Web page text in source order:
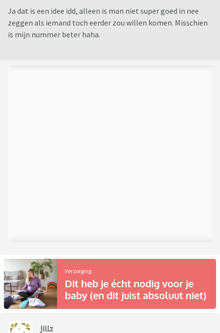
Ja dat is een idee idd, alleen is man niet super goed in nee
zeggen als iemand toch eerder zou willen komen. Misschien
is mijn nummer beter haha.
Verzorging
Dit heb je écht nodig voor je
baby (en dit juist absoluut niet)
Jillz